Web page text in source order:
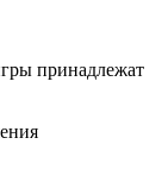
принадлежат